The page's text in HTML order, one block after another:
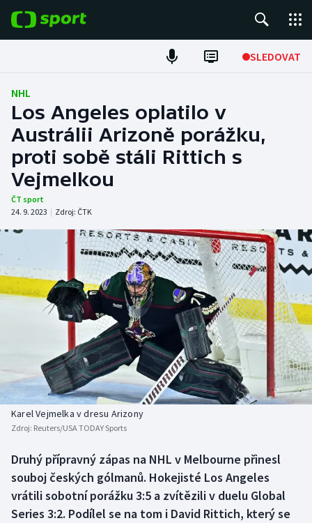
SLEDOVAT
Fotbal
Hokej
Tenis
Atletika
DALŠÍ SPORTY
Americký fotbal
Baseball a softbal
Basketbal
Biatlon
Boby a skeleton
Box
Curling
NEPŘEHLÉDNĚTE
Soutěže
Historické návraty
Aplikace ČT sport
AZ kvíz
NHL
Los Angeles oplatilo v
Austrálii Arizoně porážku,
proti sobě stáli Rittich s
Vejmelkou
ČT sport
24. 9. 2023 | Zdroj: ČTK
Karel Vejmelka v dresu Arizony
Zdroj: Reuters/USA TODAY Sports
Druhý přípravný zápas na NHL v Melbourne přinesl
souboj českých gólmanů. Hokejisté Los Angeles
vrátili sobotní porážku 3:5 a zvítězili v duelu Global
Series 3:2. Podílel se na tom i David Rittich, který se